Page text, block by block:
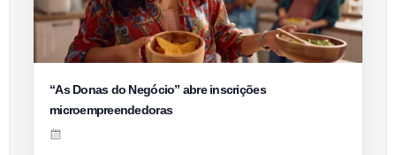
“As Donas do Negócio” abre inscrições
microempreendedoras